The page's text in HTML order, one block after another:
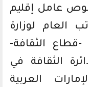
عامل إقليم
العام لوزارة
-قطاع الثقافة-
الثقافة في
العربية